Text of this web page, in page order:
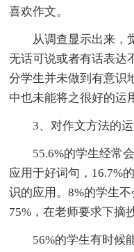
喜欢作文。
从调查显示出来，
无话可说或者有话表达
分学生并未做到有意识
中也未能将之很好的运
3、对作文方法的运
55.6%的学生经常
应用于好词句，16.7%
识的应用。8%的学生
75%，在老师要求下摘
56%的学生有时候